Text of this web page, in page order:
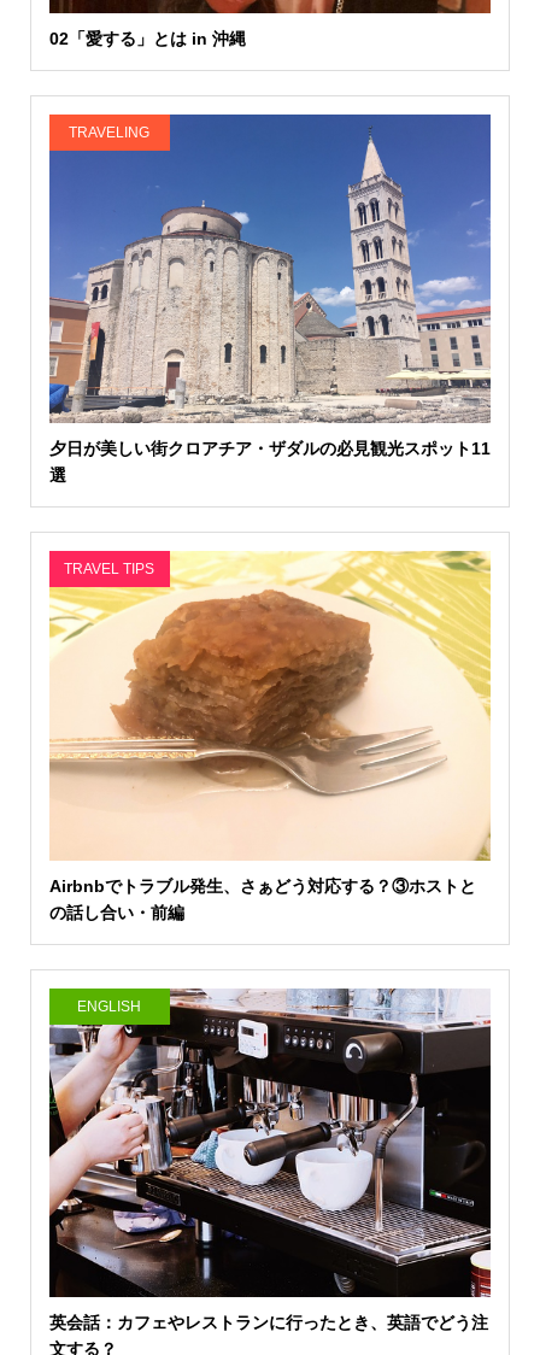
02「愛する」とは in 沖縄
TRAVELING
夕日が美しい街クロアチア・ザダルの必見観光スポット11
選
TRAVEL TIPS
Airbnbでトラブル発生、さぁどう対応する？③ホストと
の話し合い・前編
ENGLISH
英会話：カフェやレストランに行ったとき、英語でどう注
文する？